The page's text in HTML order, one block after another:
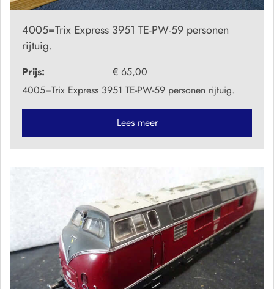
4005=Trix Express 3951 TE-PW-59 personen
rijtuig.
Prijs:
€ 65,00
4005=Trix Express 3951 TE-PW-59 personen rijtuig.
Lees meer